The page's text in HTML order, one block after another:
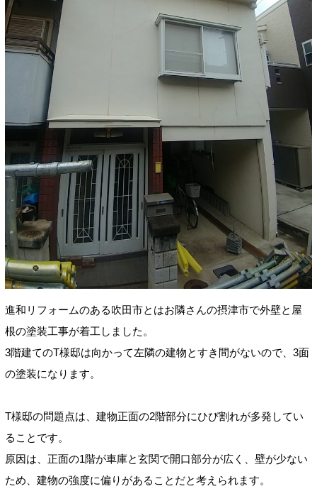
進和リフォームのある吹田市とはお隣さんの摂津市で外壁と屋
根の塗装工事が着工しました。
3階建てのT様邸は向かって左隣の建物とすき間がないので、3面
の塗装になります。
T様邸の問題点は、建物正面の2階部分にひび割れが多発してい
ることです。
原因は、正面の1階が車庫と玄関で開口部分が広く、壁が少ない
ため、建物の強度に偏りがあることだと考えられます。